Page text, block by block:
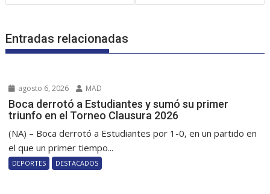
Entradas relacionadas
agosto 6, 2026 MAD
Boca derrotó a Estudiantes y sumó su primer
triunfo en el Torneo Clausura 2026
(NA) – Boca derrotó a Estudiantes por 1-0, en un partido en
el que un primer tiempo...
DEPORTES DESTACADOS